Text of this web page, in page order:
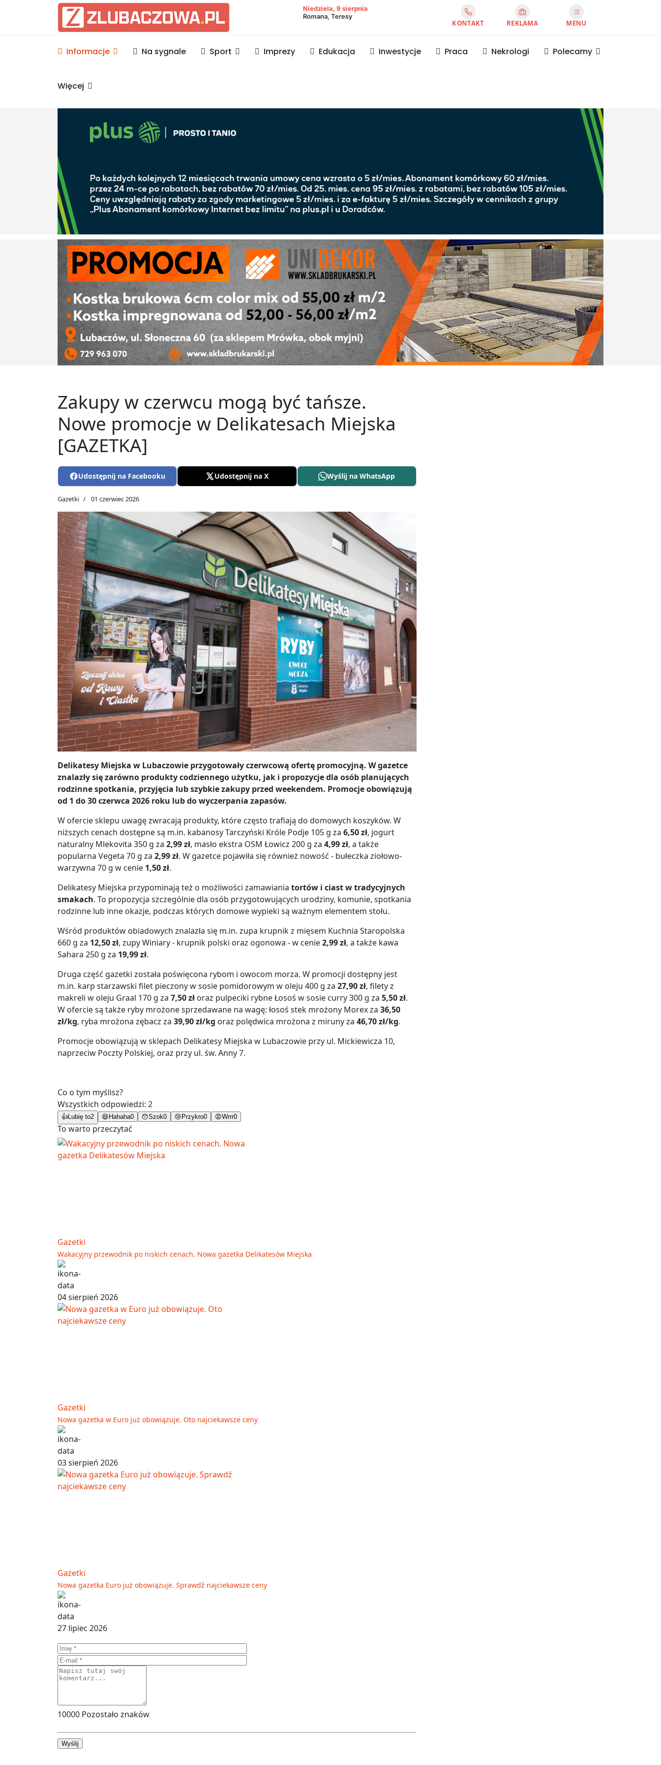
Informacje Lubaczów, powiat lubaczowski
Niedziela, 9 sierpnia
Romana, Teresy
KONTAKT REKLAMA MENU
Informacje Na sygnale Sport Imprezy Edukacja Inwestycje Praca Nekrologi Polecamy
Więcej
Zakupy w czerwcu mogą być tańsze.
Nowe promocje w Delikatesach Miejska
[GAZETKA]
Udostępnij na Facebooku Udostępnij na X Wyślij na WhatsApp
Gazetki 01 czerwiec 2026
Delikatesy Miejska w Lubaczowie przygotowały czerwcową ofertę promocyjną. W gazetce
znalazły się zarówno produkty codziennego użytku, jak i propozycje dla osób planujących
rodzinne spotkania, przyjęcia lub szybkie zakupy przed weekendem. Promocje obowiązują
od 1 do 30 czerwca 2026 roku lub do wyczerpania zapasów.
W ofercie sklepu uwagę zwracają produkty, które często trafiają do domowych koszyków. W
niższych cenach dostępne są m.in. kabanosy Tarczyński Króle Podje 105 g za 6,50 zł, jogurt
naturalny Mlekovita 350 g za 2,99 zł, masło ekstra OSM Łowicz 200 g za 4,99 zł, a także
popularna Vegeta 70 g za 2,99 zł. W gazetce pojawiła się również nowość - bułeczka ziołowo-
warzywna 70 g w cenie 1,50 zł.
Delikatesy Miejska przypominają też o możliwości zamawiania tortów i ciast w tradycyjnych
smakach. To propozycja szczególnie dla osób przygotowujących urodziny, komunie, spotkania
rodzinne lub inne okazje, podczas których domowe wypieki są ważnym elementem stołu.
Wśród produktów obiadowych znalazła się m.in. zupa krupnik z mięsem Kuchnia Staropolska
660 g za 12,50 zł, zupy Winiary - krupnik polski oraz ogonowa - w cenie2,99 zł, a także kawa
Sahara 250 g za 19,99 zł.
Druga część gazetki została poświęcona rybom i owocom morza. W promocji dostępny jest
m.in. karp starzawski filet pieczony w sosie pomidorowym w oleju 400 g za 27,90 zł, filety z
makreli w oleju Graal 170 g za 7,50 zł oraz pulpeciki rybne Łosoś w sosie curry 300 g za 5,50 zł.
W ofercie są także ryby mrożone sprzedawane na wagę: łosoś stek mrożony Morex za 36,50
zł/kg, ryba mrożona zębacz za 39,90 zł/kg oraz polędwica mrożona z miruny za 46,70 zł/kg.
Promocje obowiązują w sklepach Delikatesy Miejska w Lubaczowie przy ul. Mickiewicza 10,
naprzeciw Poczty Polskiej, oraz przy ul. św. Anny 7.
Co o tym myślisz?
Wszystkich odpowiedzi: 2
👍 Lubię to2 😄 Hahaha0 😯Szok0 😢 Przykro0 😡Wrrr0
To warto przeczytać
Gazetki
Wakacyjny przewodnik po niskich cenach. Nowa gazetka Delikatesów Miejska
04 sierpień 2026
Gazetki
Nowa gazetka w Euro już obowiązuje. Oto najciekawsze ceny
03 sierpień 2026
Gazetki
Nowa gazetka Euro już obowiązuje. Sprawdź najciekawsze ceny
27 lipiec 2026
10000 Pozostało znaków
Wyślij